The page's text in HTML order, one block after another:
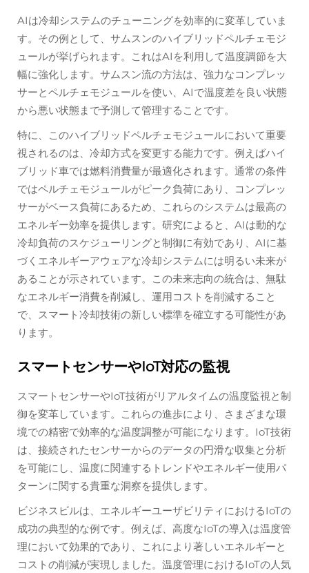
AIは冷却システムのチューニングを効率的に変革していま
す。その例として、サムスンのハイブリッドペルチェモジ
ュールが挙げられます。これはAIを利用して温度調節を大
幅に強化します。サムスン流の方法は、強力なコンプレッ
サーとペルチェモジュールを使い、AIで温度差を良い状態
から悪い状態まで予測して管理することです。
特に、このハイブリッドペルチェモジュールにおいて重要
視されるのは、冷却方式を変更する能力です。例えばハイ
ブリッド車では燃料消費量が最適化されます。通常の条件
ではペルチェモジュールがピーク負荷にあり、コンプレッ
サーがベース負荷にあるため、これらのシステムは最高の
エネルギー効率を提供します。研究によると、AIは動的な
冷却負荷のスケジューリングと制御に有効であり、AIに基
づくエネルギーアウェアな冷却システムには明るい未来が
あることが示されています。この未来志向の統合は、無駄
なエネルギー消費を削減し、運用コストを削減すること
で、スマート冷却技術の新しい標準を確立する可能性があ
ります。
スマートセンサーやIoT対応の監視
スマートセンサーやIoT技術がリアルタイムの温度監視と制
御を変革しています。これらの進歩により、さまざまな環
境での精密で効率的な温度調整が可能になります。IoT技術
は、接続されたセンサーからのデータの円滑な収集と分析
を可能にし、温度に関連するトレンドやエネルギー使用パ
ターンに関する貴重な洞察を提供します。
ビジネスビルは、エネルギーユーザビリティにおけるIoTの
成功の典型的な例です。例えば、高度なIoTの導入は温度管
理において効果的であり、これにより著しいエネルギーと
コストの削減が実現しました。温度管理におけるIoTの人気